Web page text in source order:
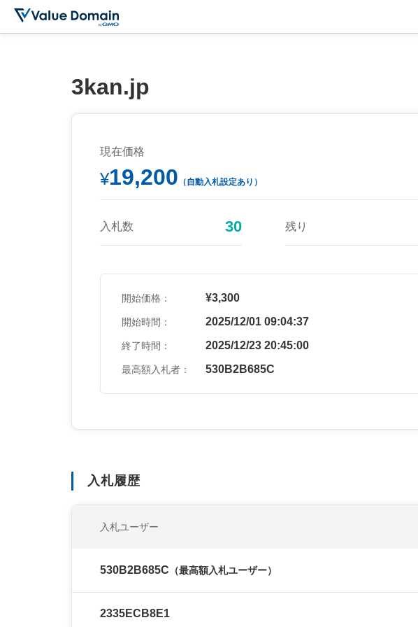
3kan.jp
現在価格
¥19,200 （自動入札設定あり）
入札数 30 残り
開始価格： ¥3,300
開始時間： 2025/12/01 09:04:37
終了時間： 2025/12/23 20:45:00
最高額入札者： 530B2B685C
入札履歴
入札ユーザー
530B2B685C （最高額入札ユーザー）
2335ECB8E1